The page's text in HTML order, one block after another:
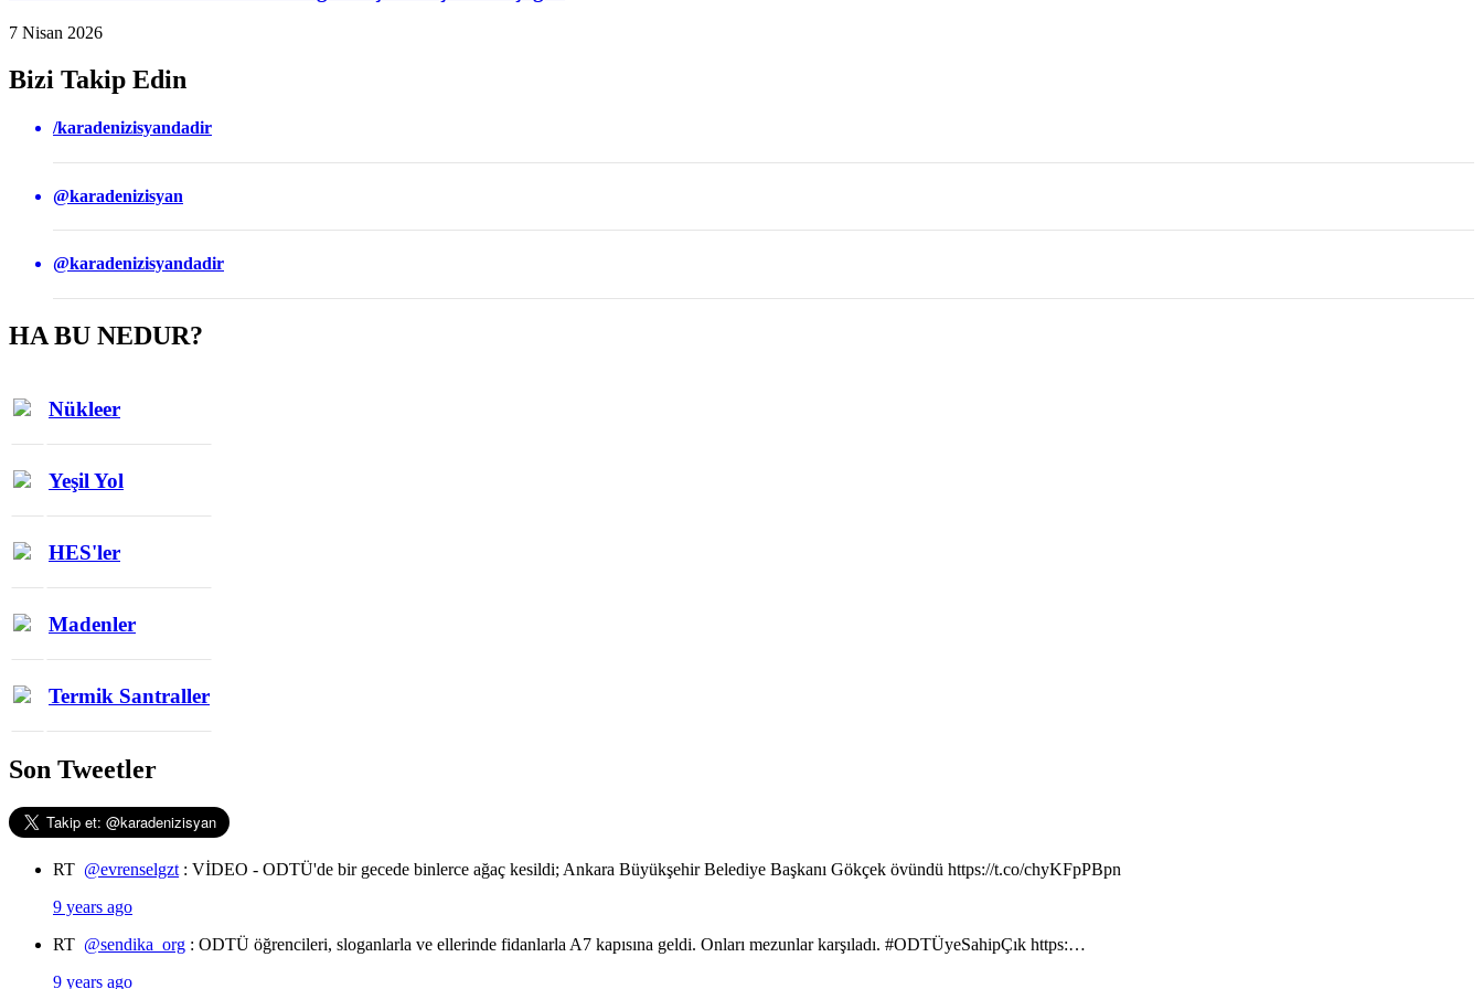
7 Nisan 2026
Bizi Takip Edin
/karadenizisyandadir
@karadenizisyan
@karadenizisyandadir
HA BU NEDUR?
Nükleer
Yeşil Yol
HES'ler
Madenler
Termik Santraller
Son Tweetler
RT @evrenselgzt : VİDEO - ODTÜ'de bir gecede binlerce ağaç kesildi; Ankara Büyükşehir Belediye Başkanı Gökçek övündü https://t.co/chyKFpPBpn
9 years ago
RT @sendika_org : ODTÜ öğrencileri, sloganlarla ve ellerinde fidanlarla A7 kapısına geldi. Onları mezunlar karşıladı. #ODTÜyeSahipÇık https:…
9 years ago